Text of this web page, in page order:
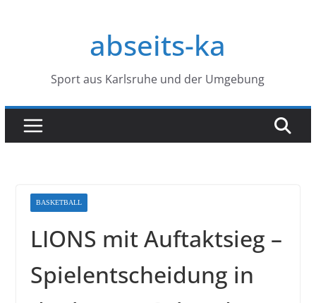
abseits-ka
Sport aus Karlsruhe und der Umgebung
BASKETBALL
LIONS mit Auftaktsieg –
Spielentscheidung in